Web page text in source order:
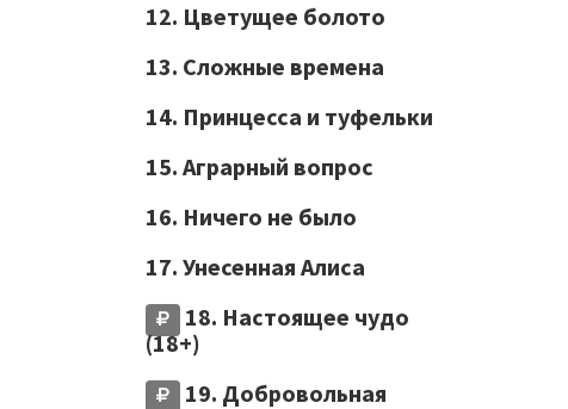
12. Цветущее болото
13. Сложные времена
14. Принцесса и туфельки
15. Аграрный вопрос
16. Ничего не было
17. Унесенная Алиса
18. Настоящее чудо
(18+)
19. Добровольная